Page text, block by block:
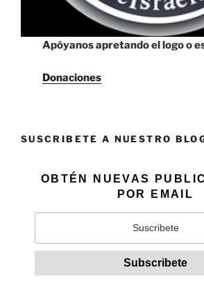
Apóyanos apretando el logo o
Donaciones
SUSCRIBETE A NUESTRO
OBTÉN NUEVAS
POR EMAIL